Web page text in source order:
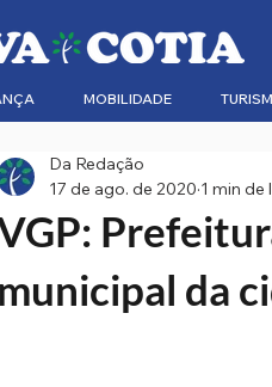
MOBILIDADE
municipal da
Da Redação
17 de ago. de 2020 1 min de